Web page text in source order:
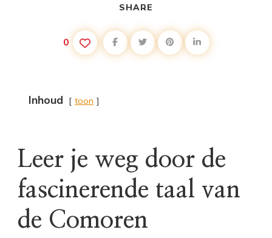
SHARE
0
Inhoud toon
Leer je weg door de
fascinerende taal van
de Comoren